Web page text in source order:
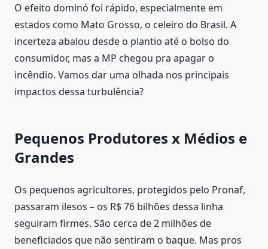
O efeito dominó foi rápido, especialmente em
estados como Mato Grosso, o celeiro do Brasil. A
incerteza abalou desde o plantio até o bolso do
consumidor, mas a MP chegou pra apagar o
incêndio. Vamos dar uma olhada nos principais
impactos dessa turbulência?
Pequenos Produtores x Médios e
Grandes
Os pequenos agricultores, protegidos pelo Pronaf,
passaram ilesos – os R$ 76 bilhões dessa linha
seguiram firmes. São cerca de 2 milhões de
beneficiados que não sentiram o baque. Mas pros